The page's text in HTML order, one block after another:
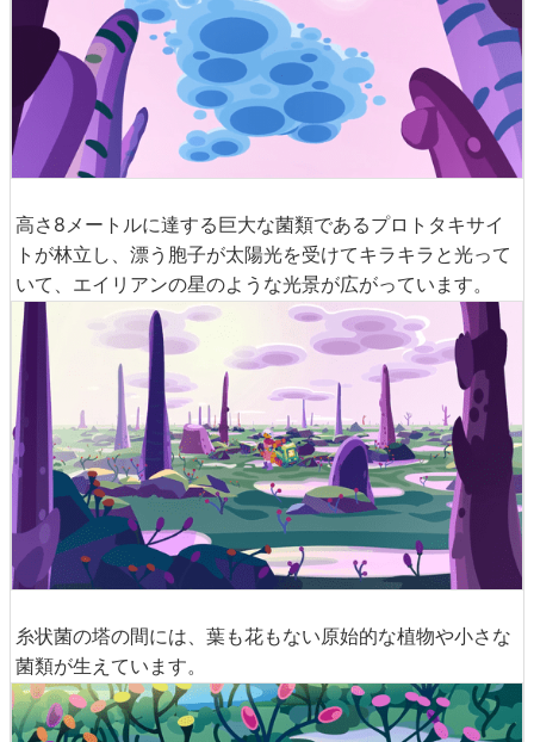
高さ8メートルに達する巨大な菌類であるプロトタキサイ
トが林立し、漂う胞子が太陽光を受けてキラキラと光って
いて、エイリアンの星のような光景が広がっています。
糸状菌の塔の間には、葉も花もない原始的な植物や小さな
菌類が生えています。